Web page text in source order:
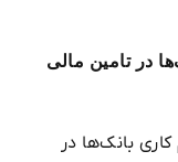
در تامین مالی
بانک‌ها در